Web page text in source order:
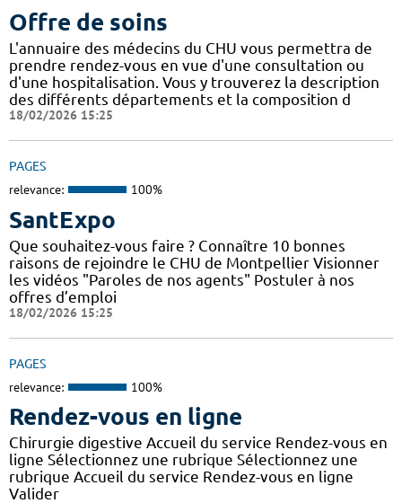
Offre de soins
L'annuaire des médecins du CHU vous permettra de
prendre rendez-vous en vue d'une consultation ou
d'une hospitalisation. Vous y trouverez la description
des différents départements et la composition d
18/02/2026 15:25
PAGES
relevance: 100%
SantExpo
Que souhaitez-vous faire ? Connaître 10 bonnes
raisons de rejoindre le CHU de Montpellier Visionner
les vidéos "Paroles de nos agents" Postuler à nos
offres d’emploi
18/02/2026 15:25
PAGES
relevance: 100%
Rendez-vous en ligne
Chirurgie digestive Accueil du service Rendez-vous en
ligne Sélectionnez une rubrique Sélectionnez une
rubrique Accueil du service Rendez-vous en ligne
Valider